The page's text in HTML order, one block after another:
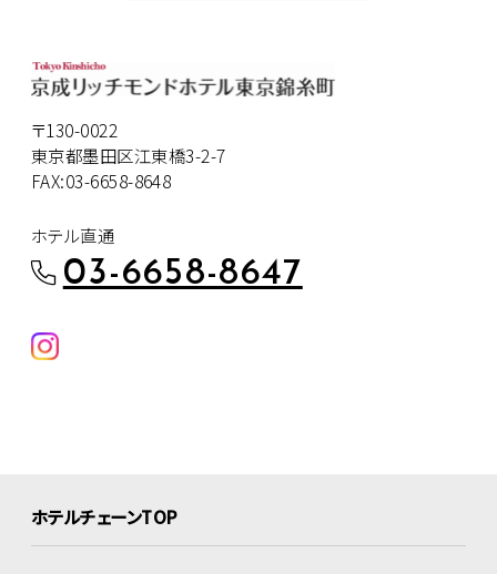
〒130-0022
東京都墨田区江東橋3-2-7
FAX:03-6658-8648
ホテル直通
03-6658-8647
ホテルチェーンTOP